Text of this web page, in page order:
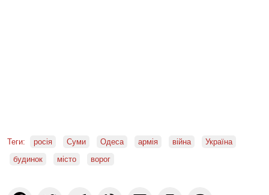
Теги: росія Суми Одеса армія війна
Україна
будинок
місто ворог